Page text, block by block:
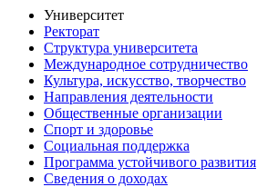
Университет
Ректорат
Структура университета
Международное сотрудничество
Культура, искусство, творчество
Направления деятельности
Общественные организации
Спорт и здоровье
Социальная поддержка
Программа устойчивого развития
Сведения о доходах